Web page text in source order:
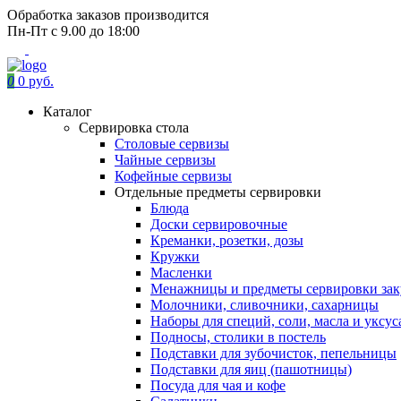
Обработка заказов производится
Пн-Пт с 9.00 до 18:00
0 0 руб.
Каталог
Сервировка стола
Столовые сервизы
Чайные сервизы
Кофейные сервизы
Отдельные предметы сервировки
Блюда
Доски сервировочные
Креманки, розетки, дозы
Кружки
Масленки
Менажницы и предметы сервировки
Молочники, сливочники, сахарницы
Наборы для специй, соли, масла и
Подносы, столики в постель
Подставки для зубочисток, пепельницы
Подставки для яиц (пашотницы)
Посуда для чая и кофе